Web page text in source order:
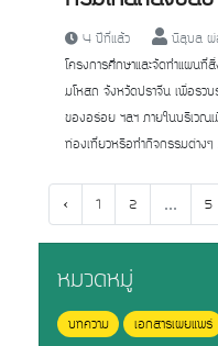
4 ปีที่แล้ว นิลุบล ผ่
โครงการศึกษาและจัดทำแผน
มโหสถ จังหวัดปราจีน เพื่อร
ของอร่อย ฯลฯ ภายในบริเวณ
ท่องเที่ยวหรือทำกิจกรรมต่างๆ
‹ 1 2 ... 5
หมวดหมู่
บทความ เอกสารเผยแพร่